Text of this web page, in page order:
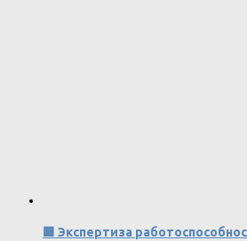
🟩 Экспертиза